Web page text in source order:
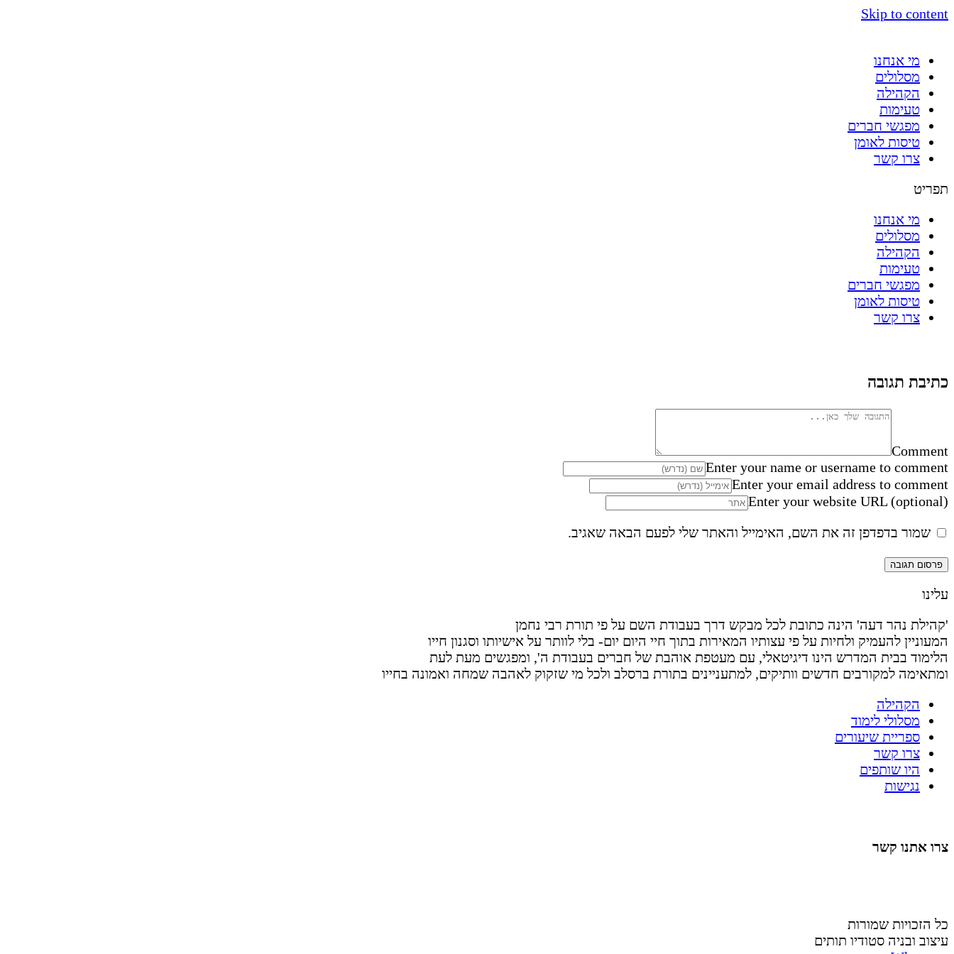
Skip to content
מי אנחנו
מסלולים
הקהילה
טעימות
מפגשי חברים
טיסות לאומן
צרו קשר
תפריט
מי אנחנו
מסלולים
הקהילה
טעימות
מפגשי חברים
טיסות לאומן
צרו קשר
כתיבת תגובה
Comment
Enter your name or username to comment
Enter your email address to comment
Enter your website URL (optional)
שמור בדפדפן זה את השם, האימייל והאתר שלי לפעם הבאה שאגיב.
עלינו
'קהילת נהר דעה' הינה כתובת לכל מבקש דרך בעבודת השם על פי תורת רבי נחמן
המעוניין להעמיק ולחיות על פי עצותיו המאירות בתוך חיי היום יום- בלי לוותר על אישיותו וסגנון חייו
הלימוד בבית המדרש הינו דיגיטאלי, עם מעטפת אוהבת של חברים בעבודת ה', ומפגשים מעת לעת
ומתאימה למקורבים חדשים וותיקים, למתעניינים בתורת ברסלב ולכל מי שזקוק לאהבה שמחה ואמונה בחייו
הקהילה
מסלולי לימוד
ספריית שיעורים
צרו קשר
היו שותפים
נגישות
צרו אתנו קשר
כל הזכויות שמורות
עיצוב ובניה סטודיו תותים